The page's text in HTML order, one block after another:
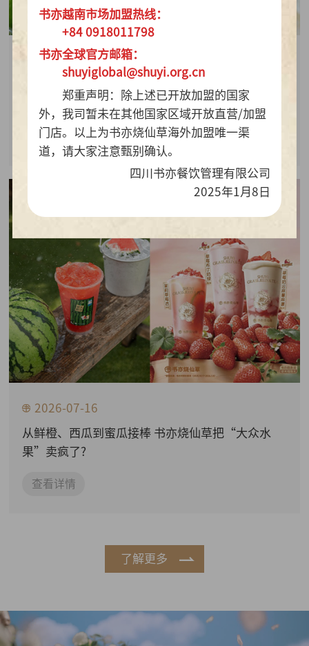
2026-07-28
质价比持续热销
查看详情
2026-07-16
从鲜橙、西瓜到蜜瓜接棒 书亦烧仙草把“大众水
果”卖疯了?
查看详情
了解更多
书亦越南市场加盟热线：
+84 0918011798
书亦全球官方邮箱：
shuyiglobal@shuyi.org.cn
郑重声明：除上述已开放加盟的国家
外，我司暂未在其他国家区域开放直营/加盟
门店。以上为书亦烧仙草海外加盟唯一渠
道，请大家注意甄别确认。
四川书亦餐饮管理有限公司
2025年1月8日